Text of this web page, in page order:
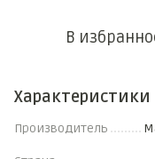
В
Характеристики
Производитель